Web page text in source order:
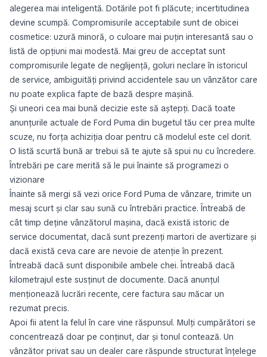
alegerea mai inteligentă. Dotările pot fi plăcute; incertitudinea
devine scumpă. Compromisurile acceptabile sunt de obicei
cosmetice: uzură minoră, o culoare mai puțin interesantă sau o
listă de opțiuni mai modestă. Mai greu de acceptat sunt
compromisurile legate de neglijență, goluri neclare în istoricul
de service, ambiguități privind accidentele sau un vânzător care
nu poate explica fapte de bază despre mașină.
Și uneori cea mai bună decizie este să aștepți. Dacă toate
anunțurile actuale de Ford Puma din bugetul tău cer prea multe
scuze, nu forța achiziția doar pentru că modelul este cel dorit.
O listă scurtă bună ar trebui să te ajute să spui nu cu încredere.
Întrebări pe care merită să le pui înainte să programezi o
vizionare
Înainte să mergi să vezi orice Ford Puma de vânzare, trimite un
mesaj scurt și clar sau sună cu întrebări practice. Întreabă de
cât timp deține vânzătorul mașina, dacă există istoric de
service documentat, dacă sunt prezenți martori de avertizare și
dacă există ceva care are nevoie de atenție în prezent.
Întreabă dacă sunt disponibile ambele chei. Întreabă dacă
kilometrajul este susținut de documente. Dacă anunțul
menționează lucrări recente, cere factura sau măcar un
rezumat precis.
Apoi fii atent la felul în care vine răspunsul. Mulți cumpărători se
concentrează doar pe conținut, dar și tonul contează. Un
vânzător privat sau un dealer care răspunde structurat înțelege